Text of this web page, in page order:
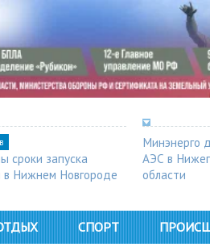
сроки запуска
в Нижнем Новгороде
Минэнерго
АЭС в
области
СПОРТ